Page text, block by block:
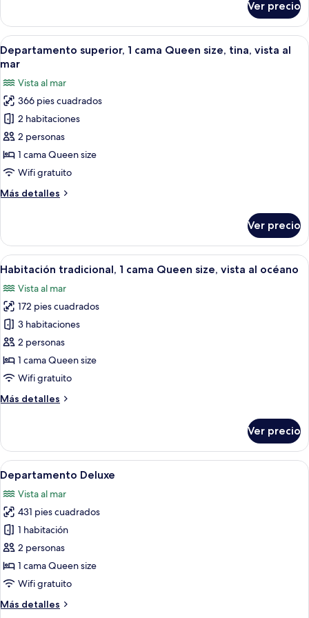
al
mar
Deluxe,
cama
Queen
cocineta,
vista
al
mar
Ver precio
Abrir
todas
fotos
de
Departamento
superior,
1
cama
size,
al
mar
Una habitación de hotel moderna
7
Departamento superior, 1 cama Queen size, tina, vista al
mar
Vista al mar
366 pies cuadrados
2 habitaciones
2 personas
1 cama Queen size
Wifi gratuito
Más detalles
Más
superior,
cama
size,
tina,
vista
al
mar
Ver precio
Abrir
todas
las
fotos
de
Habitación
tradicional,
1
Queen
al
océano
Habitación de hotel moderna con
5
Habitación tradicional, 1 cama Queen size, vista al océano
Vista al mar
172 pies cuadrados
3 habitaciones
2 personas
1 cama Queen size
Wifi gratuito
Más detalles
Más
tradicional,
cama
Queen
size,
vista
al
océano
Ver precio
Abrir
todas
las
fotos
de
Departamento
Deluxe
Un dormitorio con cama, armario de
11
Departamento Deluxe
Vista al mar
431 pies cuadrados
1 habitación
2 personas
1 cama Queen size
Wifi gratuito
Más detalles
Más